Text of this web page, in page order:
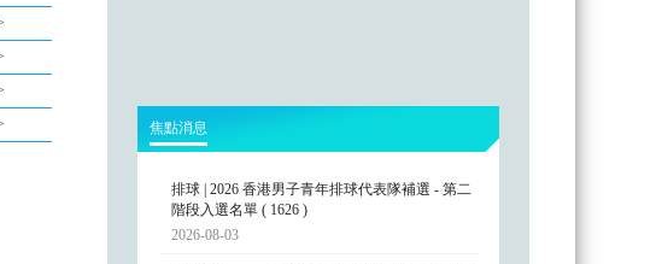
焦點消息
排球 | 2026 香港男子青年排球代表隊補選 - 第二
階段入選名單 ( 1626 )
2026-08-03